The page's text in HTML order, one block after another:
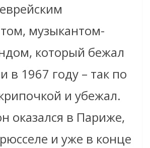
музыкантом-
который бежал
в 1967 году – так по
и убежал.
оказался в Париже,
и уже в конце